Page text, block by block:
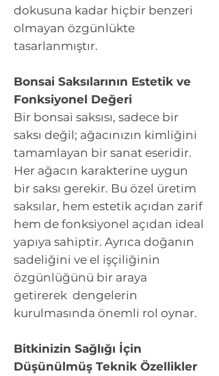
dokusuna kadar hiçbir benzeri
olmayan özgünlükte
tasarlanmıştır.
Bonsai Saksılarının Estetik ve
Fonksiyonel Değeri
Bir bonsai saksısı, sadece bir
saksı değil; ağacınızın kimliğini
tamamlayan bir sanat eseridir.
Her ağacın karakterine uygun
bir saksı gerekir. Bu özel üretim
saksılar, hem estetik açıdan zarif
hem de fonksiyonel açıdan ideal
yapıya sahiptir. Ayrıca doğanın
sadeliğini ve el işçiliğinin
özgünlüğünü bir araya
getirerek dengelerin
kurulmasında önemli rol oynar.
Bitkinizin Sağlığı İçin
Düşünülmüş Teknik Özellikler